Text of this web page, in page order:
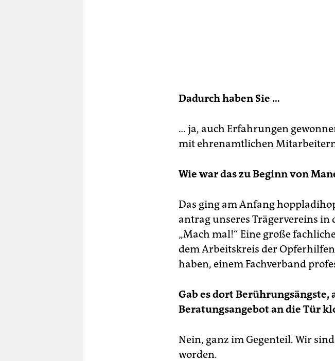
Dadurch haben Sie …
… ja, auch Erfahrungen
mit ehrenamtlichen
Wie war das zu Beginn von
Das ging am Anfang
antrag unseres Trägervereins in
„Mach mal!“ Eine große
dem Arbeitskreis der
haben, einem Fachverband
Gab es dort
Beratungsangebot an die Tür
Nein, ganz im Gegenteil. Wir
worden.